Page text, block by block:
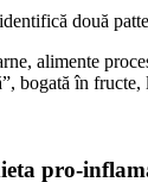
două
alimente
bogată în
pro-